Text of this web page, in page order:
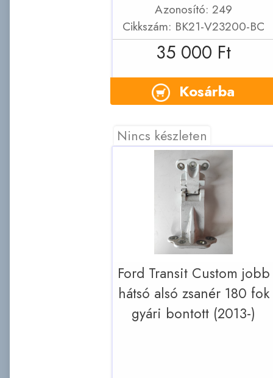
Azonosító: 249
Cikkszám: BK21-V23200-BC
35 000 Ft
Kosárba
Nincs készleten
Ford Transit Custom jobb
hátsó alsó zsanér 180 fok
gyári bontott (2013-)